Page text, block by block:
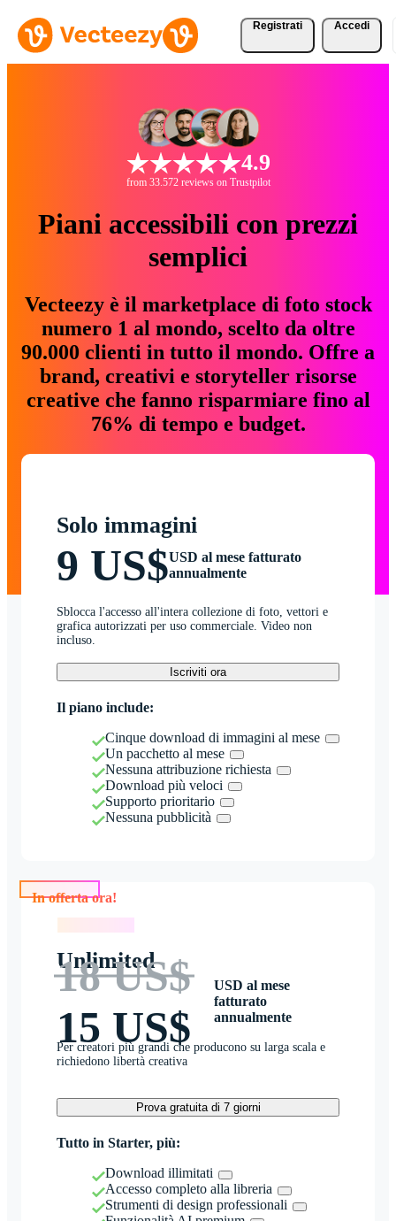
Registrati Accedi
4.9
from 33.572 reviews on Trustpilot
Piani accessibili con prezzi
semplici
Vecteezy è il marketplace di foto stock
numero 1 al mondo, scelto da oltre
90.000 clienti in tutto il mondo. Offre a
brand, creativi e storyteller risorse
creative che fanno risparmiare fino al
76% di tempo e budget.
Solo immagini
9 US$USD al mese fatturato
annualmente
Sblocca l'accesso all'intera collezione di foto, vettori e
grafica autorizzati per uso commerciale. Video non
incluso.
Iscriviti ora
Il piano include:
Cinque download di immagini al mese
Un pacchetto al mese
Nessuna attribuzione richiesta
Download più veloci
Supporto prioritario
Nessuna pubblicità
Unlimited
18 US$
15 US$
USD al mese
fatturato
annualmente
Per creatori più grandi che producono su larga scala e
richiedono libertà creativa
Prova gratuita di 7 giorni
Tutto in Starter, più:
Download illimitati
Accesso completo alla libreria
Strumenti di design professionali